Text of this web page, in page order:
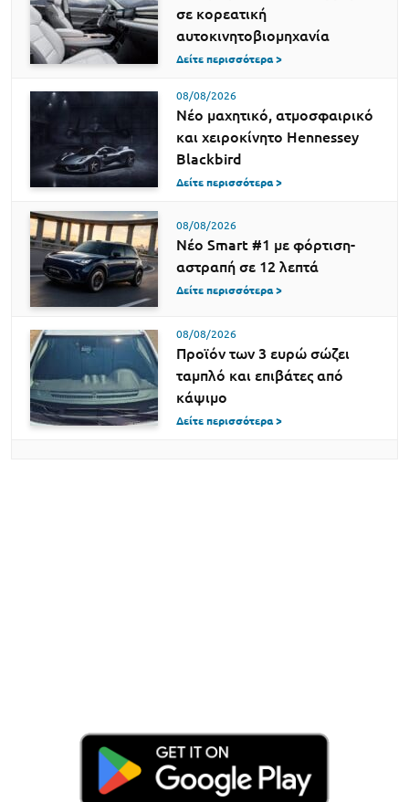
σε κορεατική
αυτοκινητοβιομηχανία
Δείτε περισσότερα >
08/08/2026
Νέο μαχητικό, ατμοσφαιρικό
και χειροκίνητο Hennessey
Blackbird
Δείτε περισσότερα >
08/08/2026
Νέο Smart #1 με φόρτιση-
αστραπή σε 12 λεπτά
Δείτε περισσότερα >
08/08/2026
Προϊόν των 3 ευρώ σώζει
ταμπλό και επιβάτες από
κάψιμο
Δείτε περισσότερα >